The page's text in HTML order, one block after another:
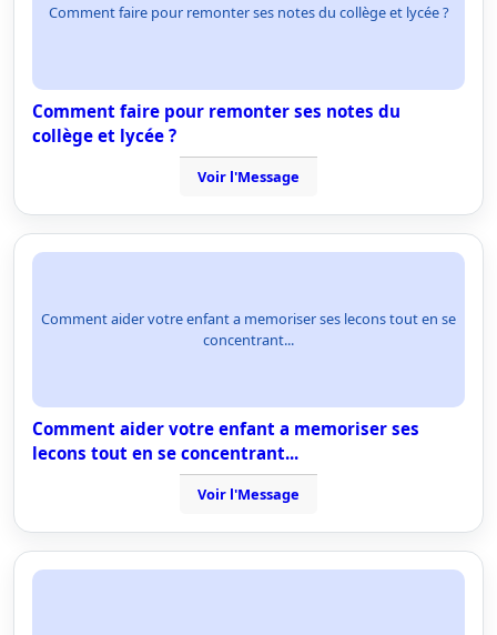
Comment faire pour remonter ses notes du collège et lycée ?
Comment faire pour remonter ses notes du
collège et lycée ?
Voir l'Message
Comment aider votre enfant a memoriser ses lecons tout en se
concentrant...
Comment aider votre enfant a memoriser ses
lecons tout en se concentrant...
Voir l'Message